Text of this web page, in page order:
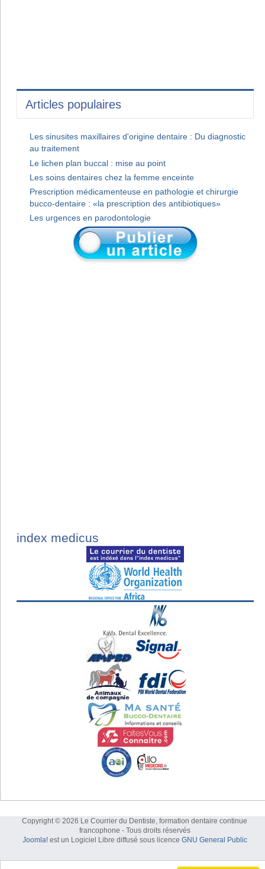
Articles populaires
Les sinusites maxillaires d'origine dentaire : Du diagnostic
au traitement
Le lichen plan buccal : mise au point
Les soins dentaires chez la femme enceinte
Prescription médicamenteuse en pathologie et chirurgie
bucco-dentaire : «la prescription des antibiotiques»
Les urgences en parodontologie
index medicus
Copyright © 2026 Le Courrier du Dentiste, formation dentaire continue
francophone - Tous droits réservés
Joomla!est un Logiciel Libre diffusé sous licence GNU General Public